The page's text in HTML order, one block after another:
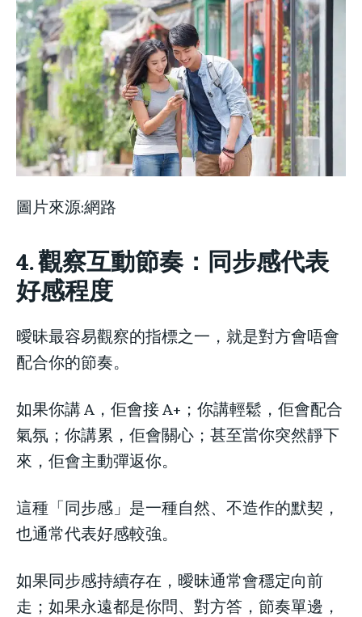
圖片來源:網路
4. 觀察互動節奏：同步感代表
好感程度
曖昧最容易觀察的指標之一，就是對方會唔會
配合你的節奏。
如果你講 A，佢會接 A+；你講輕鬆，佢會配合
氣氛；你講累，佢會關心；甚至當你突然靜下
來，佢會主動彈返你。
這種「同步感」是一種自然、不造作的默契，
也通常代表好感較強。
如果同步感持續存在，曖昧通常會穩定向前
走；如果永遠都是你問、對方答，節奏單邊，